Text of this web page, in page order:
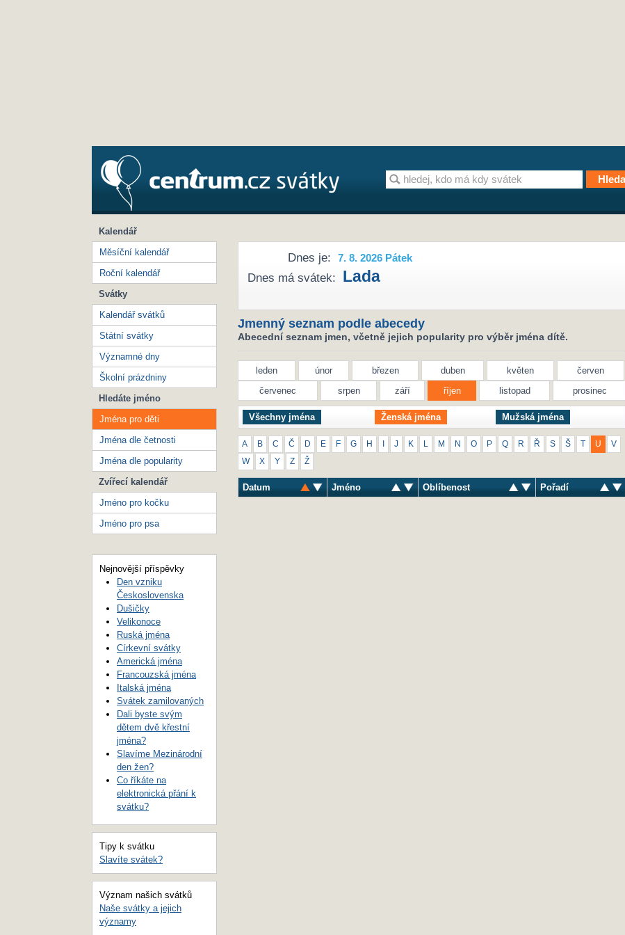
Dnes je: 7. 8. 2026 Pátek
Dnes má svátek: Lada
Jmenný seznam podle abecedy
Abecední seznam jmen, včetně jejich popularity pro výběr jména dítě.
leden únor březen duben květen
červen
červenec
srpen září říjen listopad prosinec
Všechny jména Ženská jména Mužská jména
A B C Č D E F G H J K M N O P Q R Ř S Š U V
W X Y Z Ž
Datum Jméno Oblíbenost Pořadí
Kalendář
Měsíční kalendář
Roční kalendář
Svátky
Kalendář svátků
Státní svátky
Významné dny
Školní prázdniny
Hledáte jméno
Jména pro děti
Jména dle četnosti
Jména dle popularity
Zvířecí kalendář
Jméno pro kočku
Jméno pro psa
Nejnovější příspěvky
Den vzniku
Československa
Dušičky
Velikonoce
Ruská jména
Církevní svátky
Americká jména
Francouzská jména
Italská jména
Svátek zamilovaných
Dali byste svým
dětem dvě křestní
jména?
Slavíme Mezinárodní
den žen?
Co říkáte na
elektronická přání k
svátku?
Tipy k svátku
Slavíte svátek?
Význam našich svátků
Naše svátky a jejich
významy